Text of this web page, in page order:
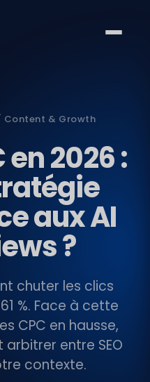
Content & Growth
en 2026 :
aux AI
?
chuter les clics
%. Face à cette
CPC en hausse,
entre SEO
contexte.